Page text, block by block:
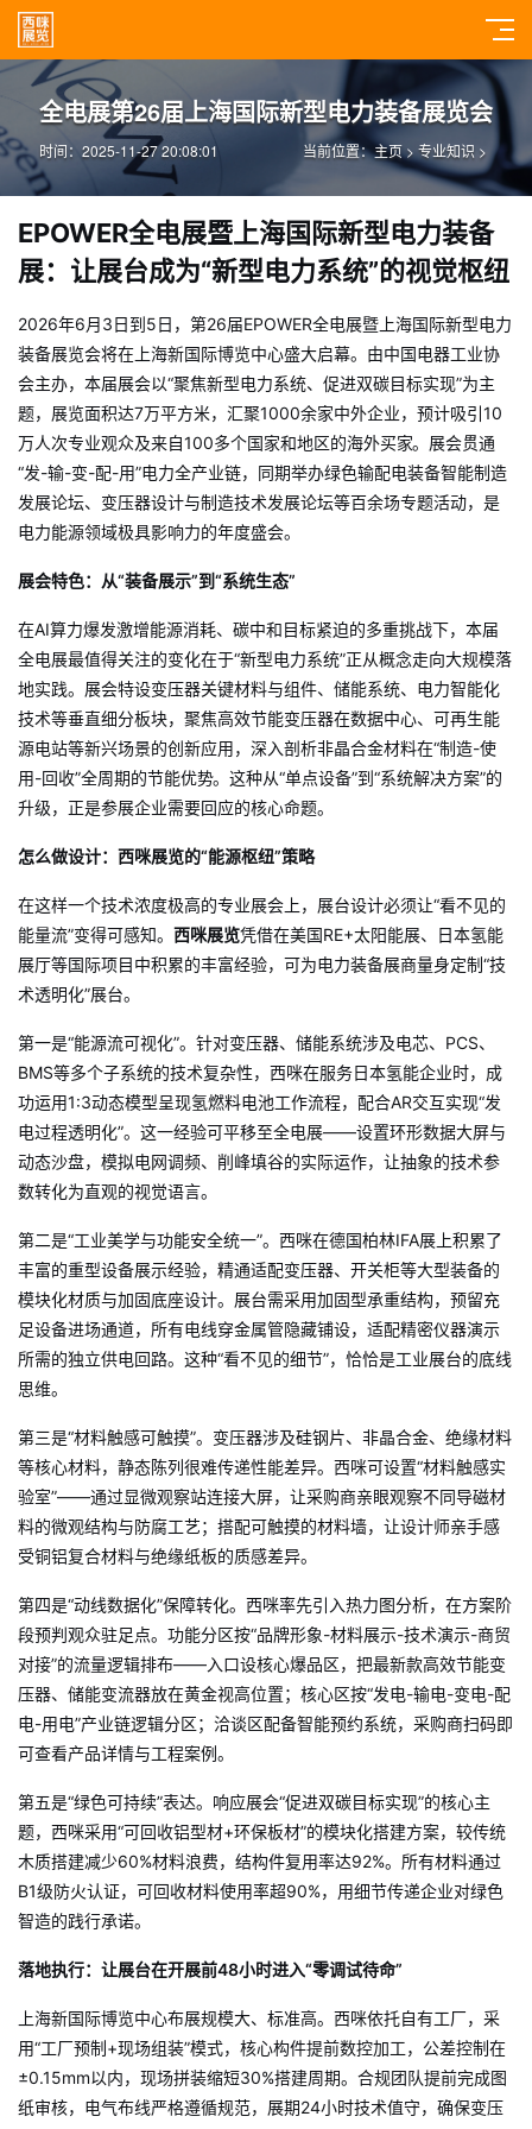
全电展第26届上海国际新型电力装备展览会
当前位置：主页> 专业知识 >
时间：2025-11-27 20:08:01
EPOWER全电展暨上海国际新型电力装备
展：让展台成为“新型电力系统”的视觉枢纽
2026年6月3日到5日，第26届EPOWER全电展暨上海国际新型电力
装备展览会将在上海新国际博览中心盛大启幕。由中国电器工业协
会主办，本届展会以“聚焦新型电力系统、促进双碳目标实现”为主
题，展览面积达7万平方米，汇聚1000余家中外企业，预计吸引10
万人次专业观众及来自100多个国家和地区的海外买家。展会贯通
“发-输-变-配-用”电力全产业链，同期举办绿色输配电装备智能制造
发展论坛、变压器设计与制造技术发展论坛等百余场专题活动，是
电力能源领域极具影响力的年度盛会。
展会特色：从“装备展示”到“系统生态”
在AI算力爆发激增能源消耗、碳中和目标紧迫的多重挑战下，本届
全电展最值得关注的变化在于“新型电力系统”正从概念走向大规模落
地实践。展会特设变压器关键材料与组件、储能系统、电力智能化
技术等垂直细分板块，聚焦高效节能变压器在数据中心、可再生能
源电站等新兴场景的创新应用，深入剖析非晶合金材料在“制造-使
用-回收”全周期的节能优势。这种从“单点设备”到“系统解决方案”的
升级，正是参展企业需要回应的核心命题。
怎么做设计：西咪展览的“能源枢纽”策略
在这样一个技术浓度极高的专业展会上，展台设计必须让“看不见的
能量流”变得可感知。 西咪展览凭借在美国RE+太阳能展、日本氢能
展厅等国际项目中积累的丰富经验，可为电力装备展商量身定制“技
术透明化”展台。
第一是“能源流可视化”。针对变压器、储能系统涉及电芯、PCS、
BMS等多个子系统的技术复杂性，西咪在服务日本氢能企业时，成
功运用1:3动态模型呈现氢燃料电池工作流程，配合AR交互实现“发
电过程透明化”。这一经验可平移至全电展——设置环形数据大屏与
动态沙盘，模拟电网调频、削峰填谷的实际运作，让抽象的技术参
数转化为直观的视觉语言。
第二是“工业美学与功能安全统一”。西咪在德国柏林IFA展上积累了
丰富的重型设备展示经验，精通适配变压器、开关柜等大型装备的
模块化材质与加固底座设计。展台需采用加固型承重结构，预留充
足设备进场通道，所有电线穿金属管隐藏铺设，适配精密仪器演示
所需的独立供电回路。这种“看不见的细节”，恰恰是工业展台的底线
思维。
第三是“材料触感可触摸”。变压器涉及硅钢片、非晶合金、绝缘材料
等核心材料，静态陈列很难传递性能差异。西咪可设置“材料触感实
验室”——通过显微观察站连接大屏，让采购商亲眼观察不同导磁材
料的微观结构与防腐工艺；搭配可触摸的材料墙，让设计师亲手感
受铜铝复合材料与绝缘纸板的质感差异。
第四是“动线数据化”保障转化。西咪率先引入热力图分析，在方案阶
段预判观众驻足点。功能分区按“品牌形象-材料展示-技术演示-商贸
对接”的流量逻辑排布——入口设核心爆品区，把最新款高效节能变
压器、储能变流器放在黄金视高位置；核心区按“发电-输电-变电-配
电-用电”产业链逻辑分区；洽谈区配备智能预约系统，采购商扫码即
可查看产品详情与工程案例。
第五是“绿色可持续”表达。响应展会“促进双碳目标实现”的核心主
题，西咪采用“可回收铝型材+环保板材”的模块化搭建方案，较传统
木质搭建减少60%材料浪费，结构件复用率达92%。所有材料通过
B1级防火认证，可回收材料使用率超90%，用细节传递企业对绿色
智造的践行承诺。
落地执行：让展台在开展前48小时进入“零调试待命”
上海新国际博览中心布展规模大、标准高。西咪依托自有工厂，采
用“工厂预制+现场组装”模式，核心构件提前数控加工，公差控制在
±0.15mm以内，现场拼装缩短30%搭建周期。合规团队提前完成图
纸审核，电气布线严格遵循规范，展期24小时技术值守，确保变压